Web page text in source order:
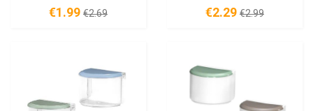
€1.99 €2.69 €2.29 €2.99